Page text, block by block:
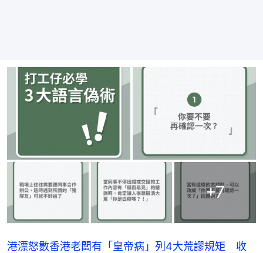
+7
港漂怒數香港老闆有「皇帝病」列4大荒謬規矩 收